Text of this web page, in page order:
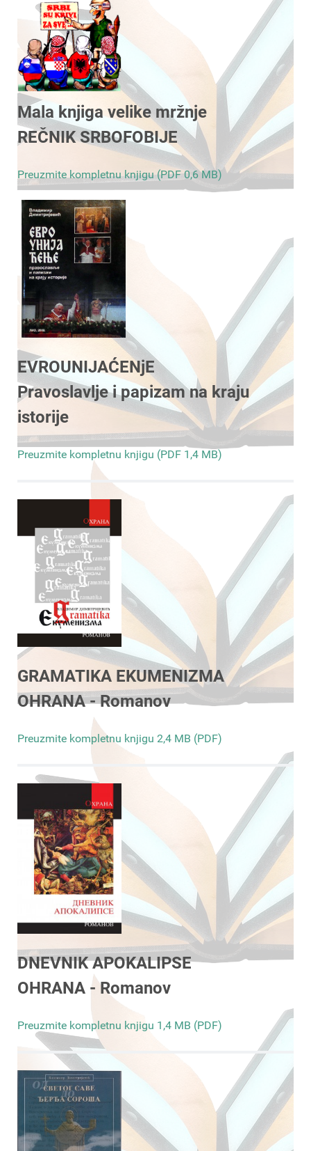
Mala knjiga velike mržnje
REČNIK SRBOFOBIJE
Preuzmite kompletnu knjigu (PDF 0,6 MB)
EVROUNIJAĆENjE
Pravoslavlje i papizam na kraju
istorije
Preuzmite kompletnu knjigu (PDF 1,4 MB)
GRAMATIKA EKUMENIZMA
OHRANA - Romanov
Preuzmite kompletnu knjigu 2,4 MB (PDF)
DNEVNIK APOKALIPSE
OHRANA - Romanov
Preuzmite kompletnu knjigu 1,4 MB (PDF)